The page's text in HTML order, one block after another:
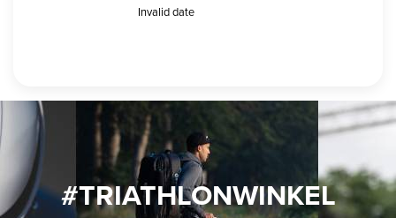
Invalid date
#TRIATHLONWINKEL